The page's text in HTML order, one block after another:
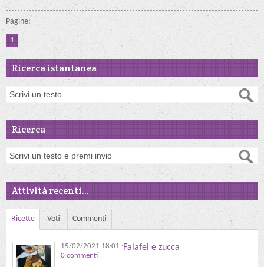
Pagine:
1
Ricerca istantanea
Ricerca
Attività recenti...
Ricette Voti Commenti
Falafel e zucca
15/02/2021 18:01 ·
0 commenti